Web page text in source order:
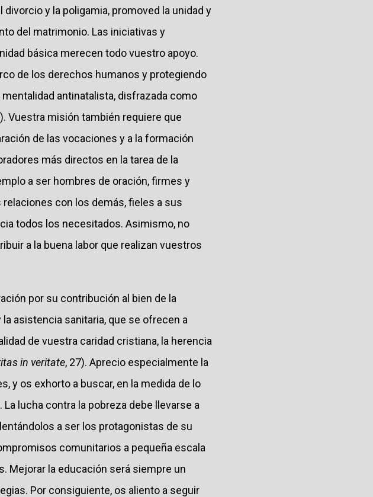
y la poligamia, promoved la unidad y
del matrimonio. Las iniciativas y
básica merecen todo vuestro apoyo.
de los derechos humanos y protegiendo
antinatalista, disfrazada como
Vuestra misión también requiere que
de las vocaciones y a la formación
más directos en la tarea de la
a ser hombres de oración, firmes y
con los demás, fieles a sus
todos los necesitados. Asimismo, no
a la buena labor que realizan vuestros
por su contribución al bien de la
asistencia sanitaria, que se ofrecen a
de vuestra caridad cristiana, la herencia
in veritate, 27). Aprecio especialmente la
y os exhorto a buscar, en la medida de lo
lucha contra la pobreza debe llevarse a
a ser los protagonistas de su
comunitarios a pequeña escala
Mejorar la educación será siempre un
Por consiguiente, os aliento a seguir